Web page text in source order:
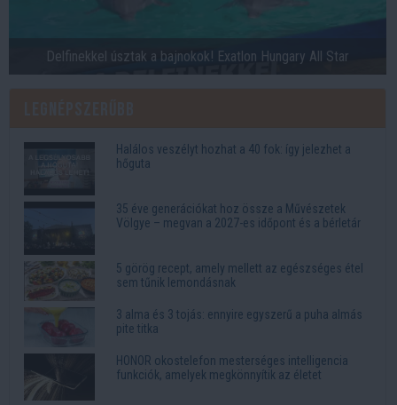
Delfinekkel úsztak a bajnokok! Exatlon Hungary All Star
Halálos veszélyt hozhat a 40 fok: így jelezhet a
hőguta
35 éve generációkat hoz össze a Művészetek
Völgye – megvan a 2027-es időpont és a bérletár
5 görög recept, amely mellett az egészséges étel
sem tűnik lemondásnak
3 alma és 3 tojás: ennyire egyszerű a puha almás
pite titka
HONOR okostelefon mesterséges intelligencia
funkciók, amelyek megkönnyítik az életet